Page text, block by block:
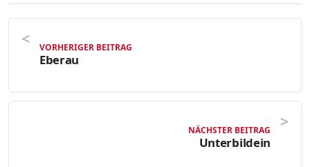
VORHERIGER BEITRAG
Eberau
NÄCHSTER BEITRAG
Unterbildein